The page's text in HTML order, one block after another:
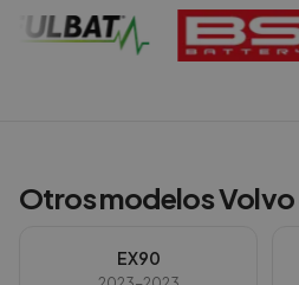
Otros modelosVolvo
EX90